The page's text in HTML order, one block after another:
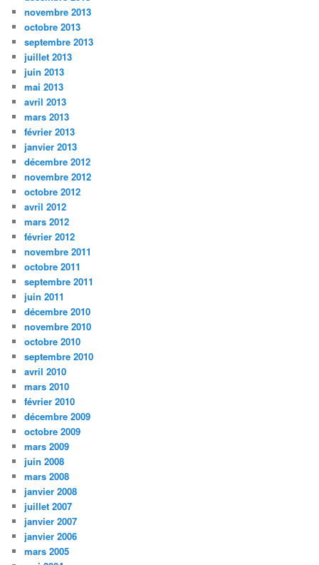
novembre 2013
octobre 2013
septembre 2013
juillet 2013
juin 2013
mai 2013
avril 2013
mars 2013
février 2013
janvier 2013
décembre 2012
novembre 2012
octobre 2012
avril 2012
mars 2012
février 2012
novembre 2011
octobre 2011
septembre 2011
juin 2011
décembre 2010
novembre 2010
octobre 2010
septembre 2010
avril 2010
mars 2010
février 2010
décembre 2009
octobre 2009
mars 2009
juin 2008
mars 2008
janvier 2008
juillet 2007
janvier 2007
janvier 2006
mars 2005